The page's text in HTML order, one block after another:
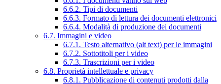
6.6.2. Tipi di documenti
6.6.3. Formato di lettura dei documenti elettronici
6.6.4. Modalità di produzione dei documenti
6.7. Immagini e video
6.7.1. Testo alternativo (alt text) per le immagini
6.7.2. Sottotitoli per i video
6.7.3. Trascrizioni per i video
6.8. Proprietà intellettuale e privacy
6.8.1. Pubblicazione di contenuti prodotti dalla